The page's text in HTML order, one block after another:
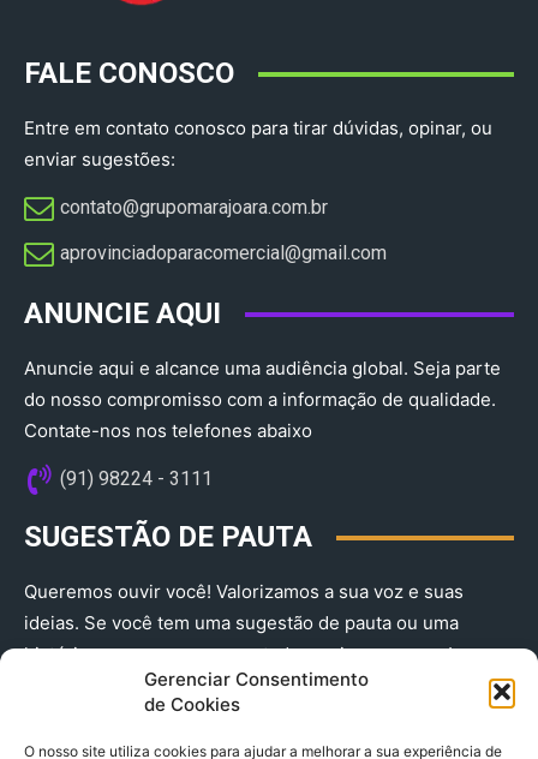
Gerenciar Consentimento
de Cookies
O nosso site utiliza cookies para ajudar a melhorar a sua experiência de
FALE CONOSCO
Entre em contato conosco para tirar dúvidas, opinar, ou
enviar sugestões:
contato@grupomarajoara.com.br
aprovinciadoparacomercial@gmail.com​
ANUNCIE AQUI
Anuncie aqui e alcance uma audiência global. Seja parte
do nosso compromisso com a informação de qualidade.
Contate-nos nos telefones abaixo
(91) 98224 - 3111
SUGESTÃO DE PAUTA
Queremos ouvir você! Valorizamos a sua voz e suas
ideias. Se você tem uma sugestão de pauta ou uma
história que merece ser contada, envie-nos agora!
(91) 98224 - 3111